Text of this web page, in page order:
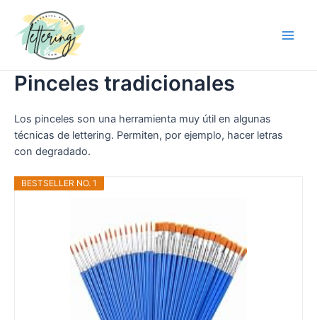
Pinceles tradicionales
Los pinceles son una herramienta muy útil en algunas
técnicas de lettering. Permiten, por ejemplo, hacer letras
con degradado.
BESTSELLER NO. 1